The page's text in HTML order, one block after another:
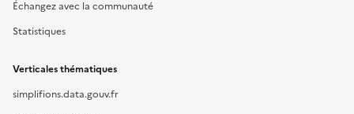
Échangez avec la communauté
Statistiques
Verticales thématiques
simplifions.data.gouv.fr